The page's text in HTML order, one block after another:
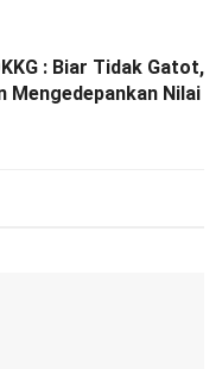
: Biar Tidak Gatot,
Mengedepankan Nilai